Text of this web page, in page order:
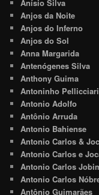
Anísio Silva
Anjos da Noite
Anjos do Inferno
Anjos do Sol
Anna Margarida
Antenógenes Silva
Anthony Guima
Antoninho
Antonio Adolfo
Antônio Arruda
Antonio Bahiense
Antonio Carlos &
Antonio Carlos e
Antonio Carlos
Antonio Carlos
Antônio Guimarães